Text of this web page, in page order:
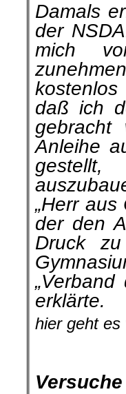
Damals
der
mich
daß ich
gebracht
Anleihe
„Herr
der den
Druck
erklärte.
hier geht es